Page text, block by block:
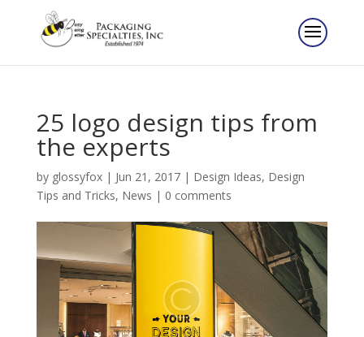
25 logo design tips from
the experts
by glossyfox| Jun 21, 2017| Design Ideas, Design
Tips and Tricks, News | 0 comments